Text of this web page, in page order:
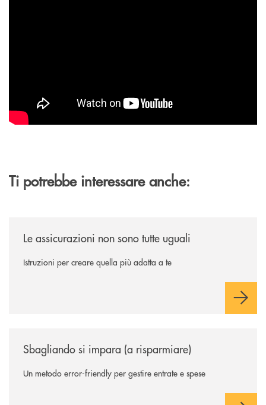
Ti potrebbe interessare anche:
Le assicurazioni non sono tutte uguali
Istruzioni per creare quella più adatta a te
Sbagliando si impara (a risparmiare)
Un metodo error-friendly per gestire entrate e spese